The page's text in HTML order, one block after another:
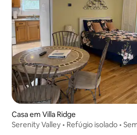
Casa em Villa Ridge
Serenity Valley • Refúgio isolado •